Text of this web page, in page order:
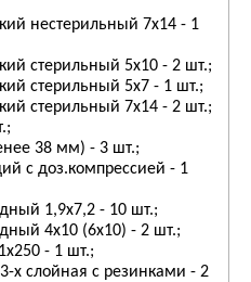
нестерильный 7х14 - 1
стерильный 5х10 - 2 шт.;
стерильный 5х7 - 1 шт.;
стерильный 7х14 - 2 шт.;
38 мм) - 3 шт.;
с доз.компрессией - 1
1,9х7,2 - 10 шт.;
4х10 (6х10) - 2 шт.;
- 1 шт.;
х слойная с резинками - 2